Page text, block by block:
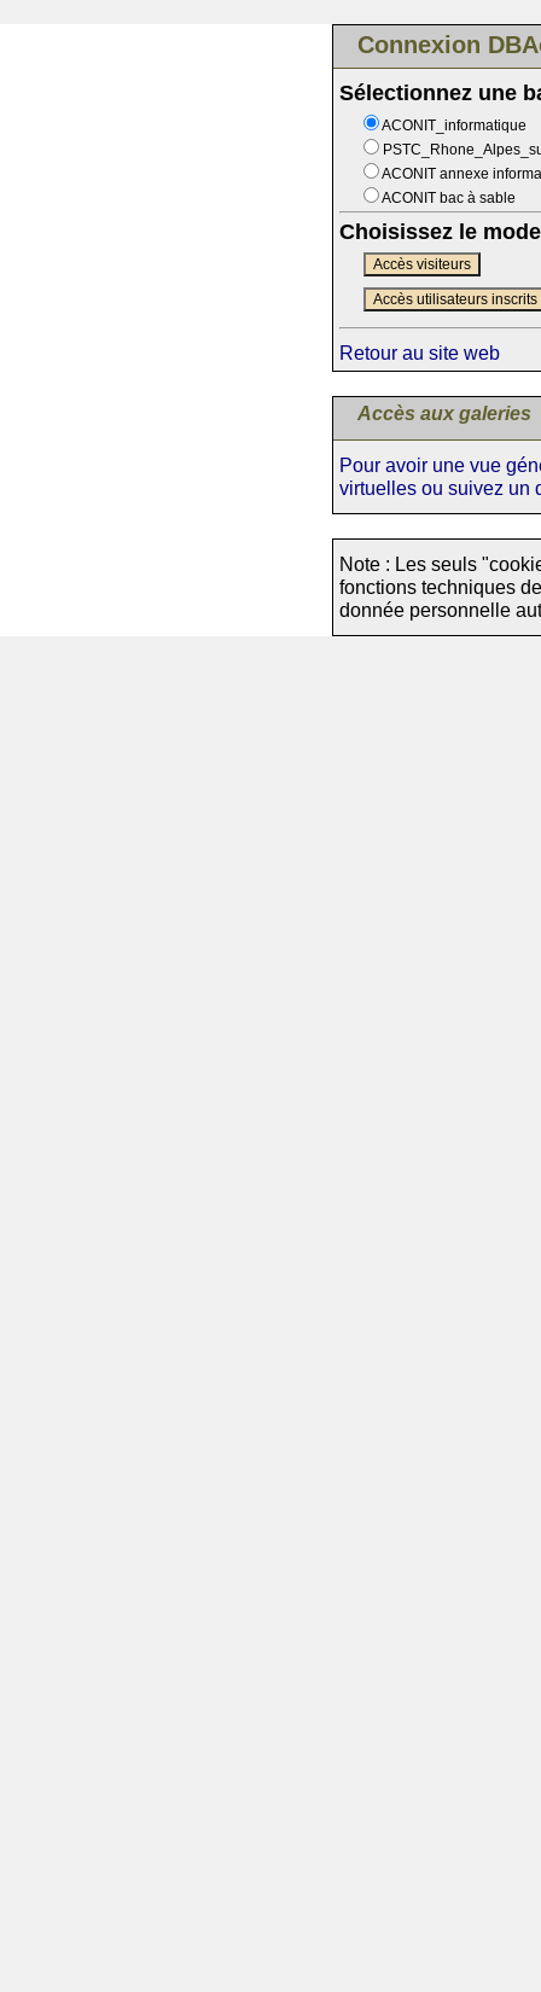
Connexion
Sélectionnez une
ACONIT_informatique
ACONIT annexe
ACONIT bac à sable
Choisissez le
Accès visiteurs
Accès utilisateurs inscrits
Retour au site web
Accès aux galeries
Pour avoir une vue
virtuelles ou suivez un
Note : Les seuls
fonctions techniques
donnée personnelle